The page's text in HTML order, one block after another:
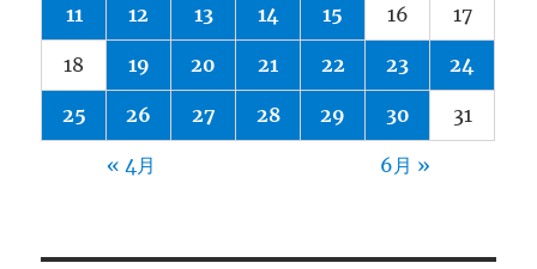
11 12 13 14 15 16 17
18 19 20 21 22 23 24
25 26 27 28 29 30 31
« 4月 6月 »